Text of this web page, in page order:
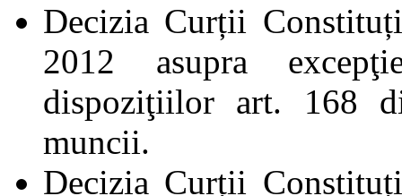
Decizia Curții
2012 asupra
dispoziţiilor art. 168
muncii.
Decizia Curții